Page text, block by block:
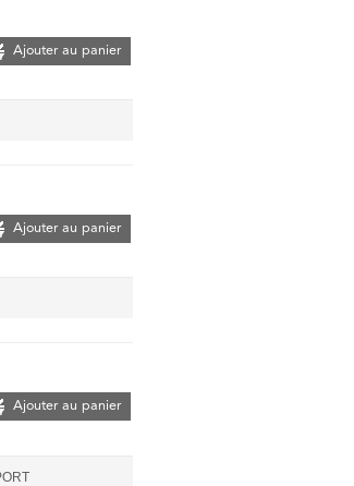
Ajouter au panier
Ajouter au panier
Ajouter au panier